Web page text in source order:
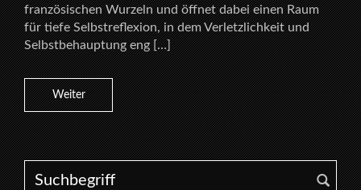
französischen Wurzeln und öffnet dabei einen Raum
für tiefe Selbstreflexion, in dem Verletzlichkeit und
Selbstbehauptung eng […]
Weiter
Search for: